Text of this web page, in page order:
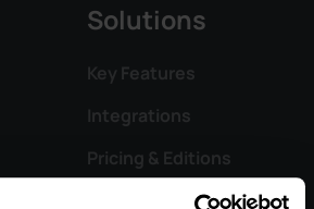
Solutions
Key Features
Integrations
Pricing & Editions